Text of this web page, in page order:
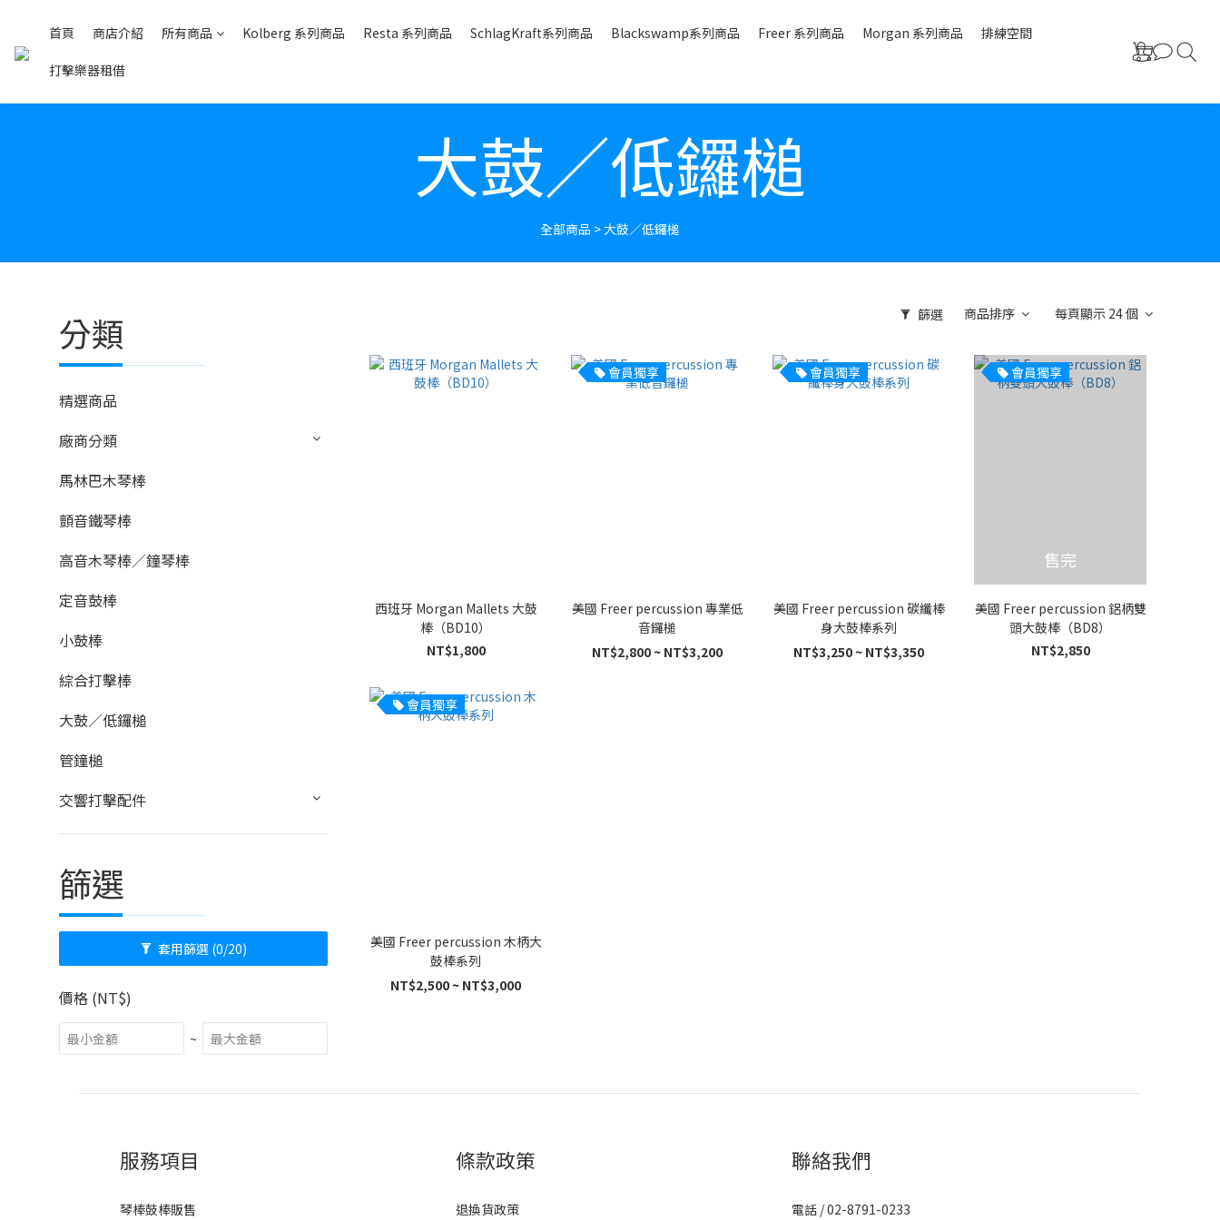
首頁 商店介紹 所有商品 Kolberg 系列商品 Resta 系列商品 SchlagKraft系列商品 Blackswamp系列商品 Freer 系列商品 Morgan 系列商品 排練空間
打擊樂器租借
大鼓／低鑼槌
全部商品 >大鼓／低鑼槌
分類
精選商品
廠商分類
馬林巴木琴棒
顫音鐵琴棒
高音木琴棒／鐘琴棒
定音鼓棒
小鼓棒
綜合打擊棒
大鼓／低鑼槌
管鐘槌
交響打擊配件
篩選
套用篩選 (0/20)
價格 (NT$)
~
篩選 商品排序 每頁顯示 24 個
西班牙 Morgan Mallets 大鼓
棒（BD10）
NT$1,800
會員獨享
美國 Freer percussion 專業低
音鑼槌
NT$2,800 ~ NT$3,200
會員獨享
美國 Freer percussion 碳纖棒
身大鼓棒系列
NT$3,250 ~ NT$3,350
會員獨享
售完
美國 Freer percussion 鋁柄雙
頭大鼓棒（BD8）
NT$2,850
會員獨享
美國 Freer percussion 木柄大
鼓棒系列
NT$2,500 ~ NT$3,000
服務項目
琴棒鼓棒販售
條款政策
退換貨政策
聯絡我們
電話 / 02-8791-0233